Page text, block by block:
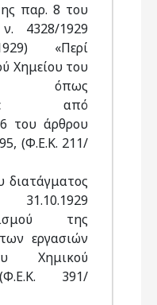
παρ. 8 του
4328/1929
«Περί
Χημείου του
όπως
από
του άρθρου
(Φ.Ε.Κ. 211/
διατάγματος
της
εργασιών
Χημικού
391/